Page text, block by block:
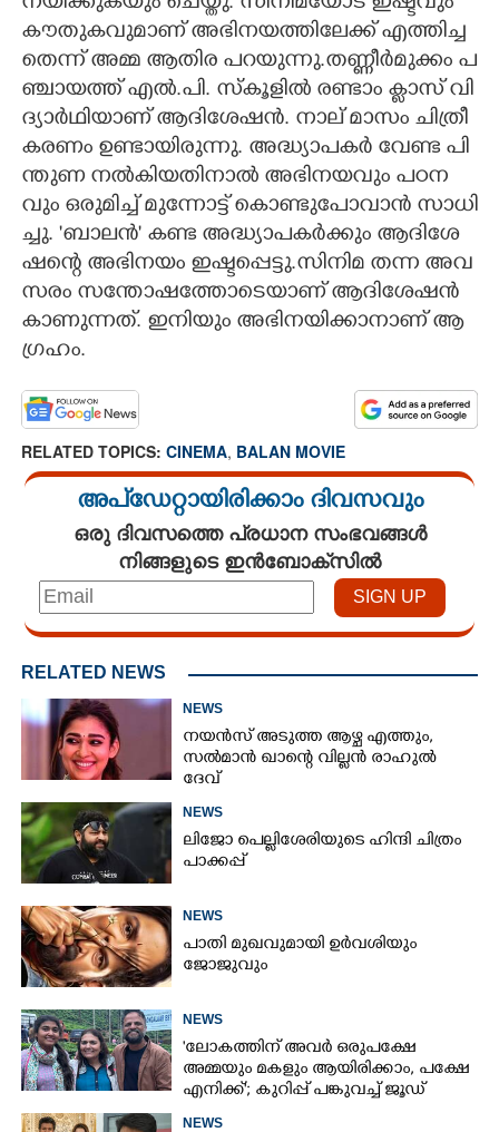
കൗ​തു​ക​വു​മാ​ണ് ​അ​ഭി​ന​യ​ത്തി​ലേ​ക്ക് ​എ​ത്തി​ച്ച​
തെ​ന്ന് ​അ​മ്മ​ ​ആ​തി​ര​ ​പ​റ​യു​ന്നു.ത​ണ്ണീ​ർ​മു​ക്കം​ ​പ​
ഞ്ചാ​യ​ത്ത് ​എ​ൽ.​പി.​ ​സ്കൂ​ളി​ൽ​ ​ര​ണ്ടാം​ ​ക്ലാ​സ് ​വി​
ദ്യാ​ർ​ഥി​യാ​ണ് ​ആ​ദി​ശേ​ഷ​ൻ.​ നാ​ല് ​മാ​സം​ ​ചി​ത്രീ​
ക​ര​ണം​ ​ഉ​ണ്ടാ​യി​രു​ന്നു.​ ​അ​ദ്ധ്യാ​പ​ക​ർ​ ​വേ​ണ്ട​ ​പി​
ന്തു​ണ​ ​ന​ൽ​കി​യ​തി​നാ​ൽ​ ​അ​ഭി​ന​യ​വും​ ​പ​ഠ​ന​
വും​ ​ഒ​രു​മി​ച്ച് ​മു​ന്നോ​ട്ട് ​കൊ​ണ്ടു​പോ​വാ​ൻ​ ​സാ​ധി​
ച്ചു.​ ​'ബാ​ല​ൻ​" ​ക​ണ്ട​ ​അ​ദ്ധ്യാ​പ​ക​ർ​ക്കും​ ​ആ​ദി​ശേ​
ഷ​ന്റെ​ ​അ​ഭി​ന​യം​ ​ഇ​ഷ്ട​പ്പെ​ട്ടു.സി​നി​മ​ ​ത​ന്ന​ ​അ​വ​
സ​രം​ ​സ​ന്തോ​ഷ​ത്തോ​ടെ​യാ​ണ് ​ആ​ദി​ശേ​ഷ​ൻ​ ​
കാ​ണു​ന്ന​ത്.​ ​ഇ​നി​യും​ ​അ​ഭി​ന​യി​ക്കാ​നാ​ണ് ​ആ​
ഗ്ര​ഹം.
RELATED TOPICS: CINEMA, BALAN MOVIE
അപ്ഡേറ്റായിരിക്കാം ദിവസവും
ഒരു ദിവസത്തെ പ്രധാന സംഭവങ്ങൾ
നിങ്ങളുടെ ഇൻബോക്സിൽ
RELATED NEWS
NEWS
നയൻസ് അടുത്ത ആഴ്ച എത്തും,
സൽമാൻ ഖാന്റെ വില്ലൻ രാഹുൽ
ദേവ്
NEWS
ലിജോ പെല്ലിശേരിയുടെ ഹിന്ദി ചിത്രം
പാക്കപ്പ്
NEWS
പാതി മുഖവുമായി ഉർവശിയും
ജോജുവും
NEWS
'ലോകത്തിന് അവർ ഒരുപക്ഷേ
അമ്മയും മകളും ആയിരിക്കാം, പക്ഷേ
എനിക്ക്'; കുറിപ്പ് പങ്കുവച്ച് ജൂഡ്
NEWS